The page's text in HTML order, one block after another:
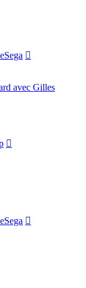
avec Gilles